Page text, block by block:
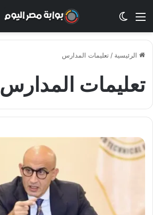
القائمة الوضع المظلم
الرئيسية / تعليمات المدارس
تعليمات المدارس